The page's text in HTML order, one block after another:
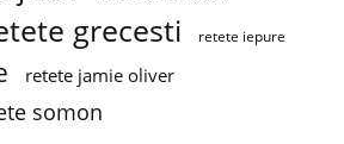
grecesti retete iepure
retete jamie oliver
somon